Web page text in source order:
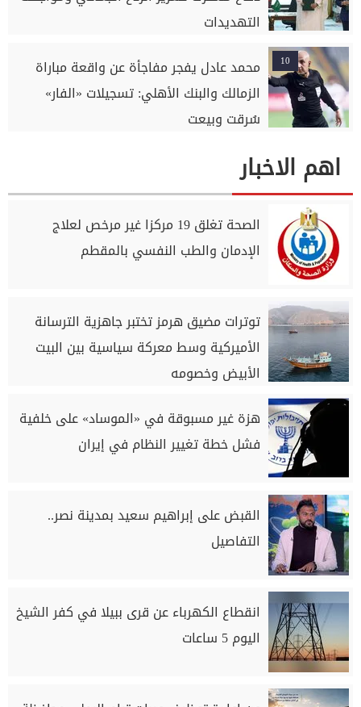
التهديدات
10
محمد عادل يفجر مفاجأة عن واقعة مباراة
الزمالك والبنك الأهلي: تسجيلات «الفار»
سُرقت وبيعت
اهم الاخبار
الصحة تغلق 19 مركزا غير مرخص لعلاج
الإدمان والطب النفسي بالمقطم
توترات مضيق هرمز تختبر جاهزية الترسانة
الأميركية وسط معركة سياسية بين البيت
الأبيض وخصومه
هزة غير مسبوقة في «الموساد» على خلفية
فشل خطة تغيير النظام في إيران
القبض على إبراهيم سعيد بمدينة نصر..
التفاصيل
انقطاع الكهرباء عن قرى ببيلا في كفر الشيخ
اليوم 5 ساعات